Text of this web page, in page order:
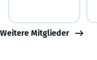
Weitere Mitglieder